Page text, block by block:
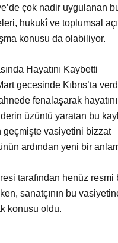
çok nadir uygulanan
hukukî ve toplumsal
konusu da olabiliyor.
Hayatını Kaybetti
gecesinde Kıbrıs’ta
fenalaşarak
üzüntü yaratan bu
geçmişte vasiyetini bizzat
ardından yeni bir
tarafından henüz resmi
sanatçının bu
konusu oldu.